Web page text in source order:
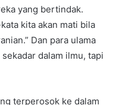
yang bertindak.
kita akan mati bila
Dan para ulama
dalam ilmu, tapi
terperosok ke dalam